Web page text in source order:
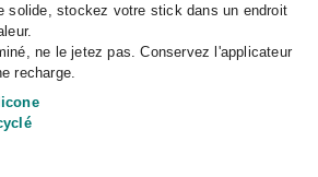
solide, stockez votre stick dans un endroit
ne le jetez pas. Conservez l'applicateur
recharge.